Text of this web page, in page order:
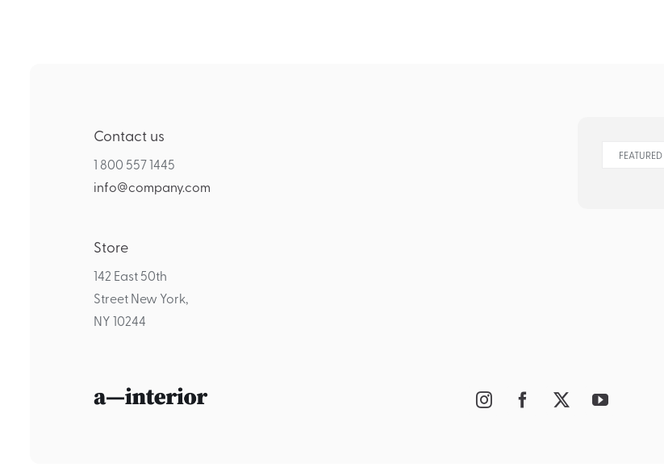
Contact us
1 800 557 1445
info@company.com
Store
142 East 50th
Street New York,
NY 10244